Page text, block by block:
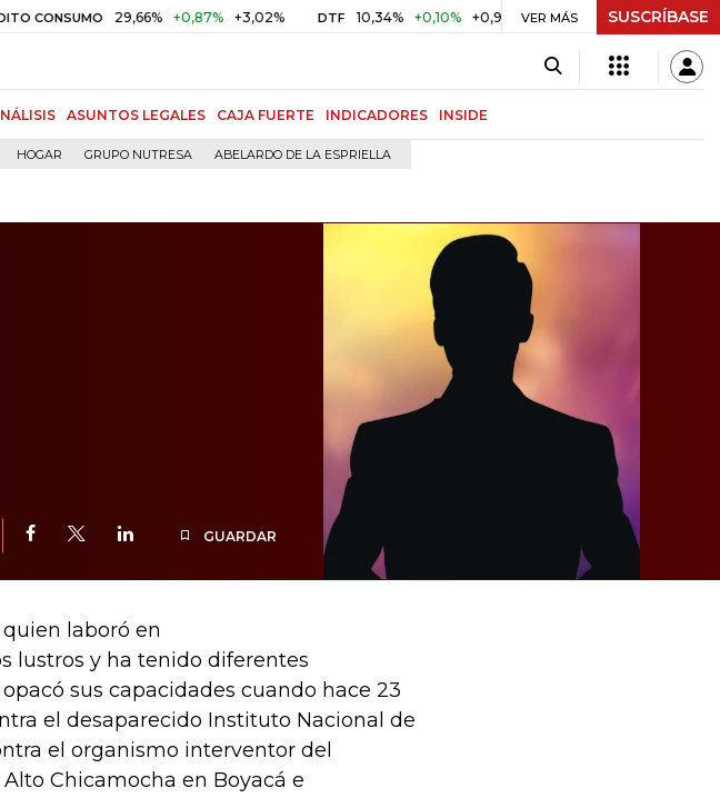
29,66% +0,87% +3,02% DTF 10,34% +0,10% +0,98% UVR $ 416,91 +$ 0,05 +0,01%
VER MÁS SUSCRÍBASE
ASUNTOS LEGALES CAJA FUERTE INDICADORES INSIDE
HOGAR GRUPO NUTRESA ABELARDO DE LA ESPRIELLA
GUARDAR
laboró en
lustros y ha tenido diferentes
sus capacidades cuando hace 23
el desaparecido Instituto Nacional de
el organismo interventor del
Chicamocha en Boyacá e